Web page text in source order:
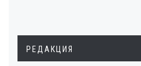
РЕДАКЦИЯ